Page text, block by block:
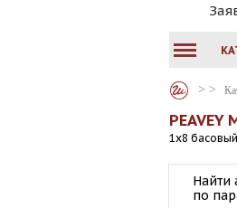
PEAVEY
1x8
Найти
по